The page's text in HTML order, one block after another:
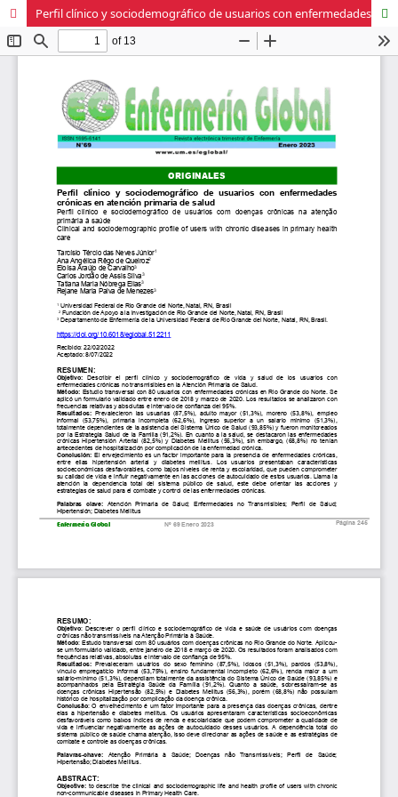
Perfil clínico y sociodemográfico de usuarios con enfermedades crónicas en atención primaria de salud